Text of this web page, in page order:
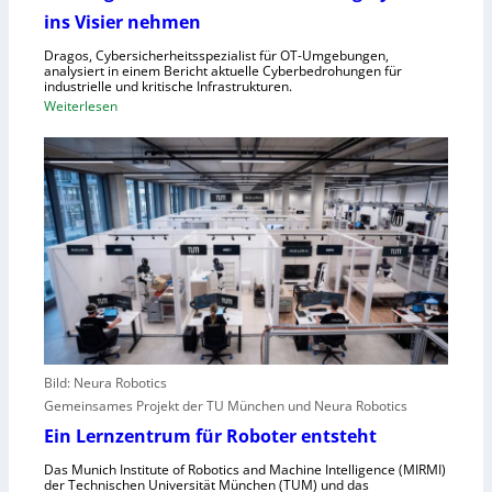
r
e
n
t
r
a
l
e
u
r
o
p
a
r
n
,
w
a
c
h
s
e
l
l
e
c
h
ins Visier nehmen
Dragos, Cybersicherheitsspezialist für OT-Umgebungen,
analysiert in einem Bericht aktuelle Cyberbedrohungen für
industrielle und kritische Infrastrukturen.
Weiterlesen:
e
A
n
g
e
i
f
e
r
i
u
Bild: Neura Robotics
Gemeinsames Projekt der TU München und Neura Robotics
Ein Lernzentrum für Roboter entsteht
Das Munich Institute of Robotics and Machine Intelligence (MIRMI)
der Technischen Universität München (TUM) und das